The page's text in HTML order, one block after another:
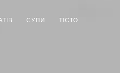
СУПИ ТІСТО